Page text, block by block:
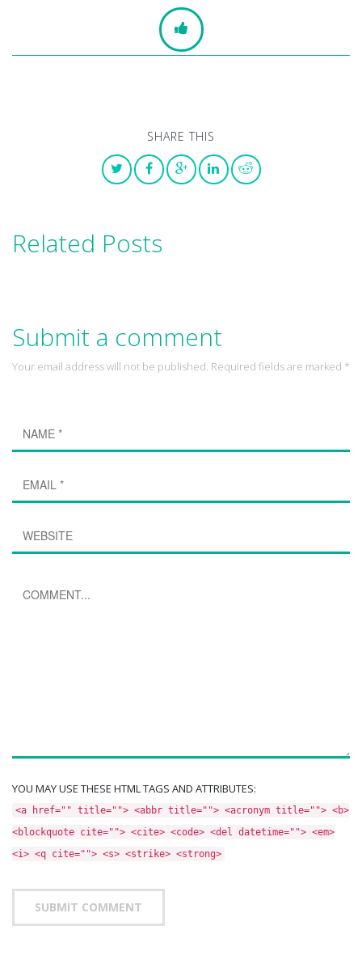
SHARE THIS
Related Posts
Submit a comment
Your email address will not be published. Required fields are marked *
YOU MAY USE THESE HTML TAGS AND ATTRIBUTES:
<a href="" title=""> <abbr title=""> <acronym title=""> <b>
<blockquote cite=""> <cite> <code> <del datetime=""> <em>
<i> <q cite=""> <s> <strike> <strong>